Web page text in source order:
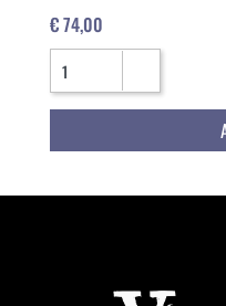
€ 74,00
Quantità